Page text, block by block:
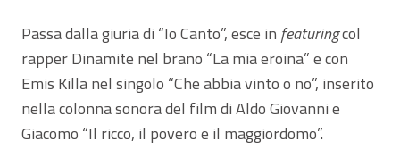
Passa dalla giuria di “Io Canto”, esce in featuringcol
rapper Dinamite nel brano “La mia eroina” e con
Emis Killa nel singolo “Che abbia vinto o no”, inserito
nella colonna sonora del film di Aldo Giovanni e
Giacomo “Il ricco, il povero e il maggiordomo”.